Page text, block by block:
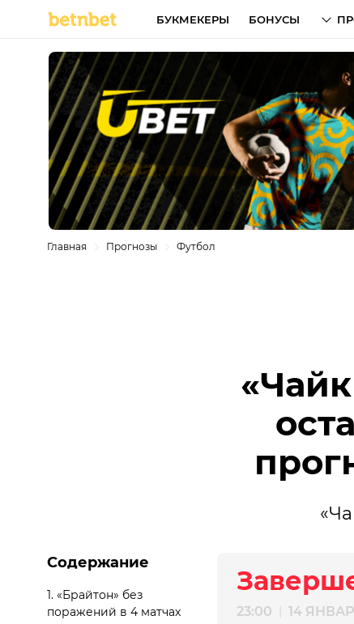
БУКМЕКЕРЫ БОНУСЫ
Главная Прогнозы Футбол
Содержание
1. «Брайтон» без
поражений в 4 матчах
23:00 14